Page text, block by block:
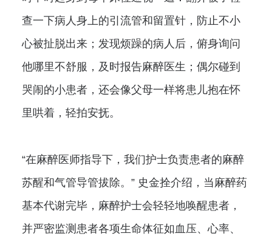
查一下病人身上的引流管和留置针，防止不小
心被扯脱出来；发现烦躁的病人后，俯身询问
他哪里不舒服，及时报告麻醉医生；偶尔碰到
哭闹的小患者，还会像父母一样将患儿抱在怀
里哄着，轻拍安抚。
“在麻醉医师指导下，我们护士负责患者的麻醉
苏醒和气管导管拔除。” 史金拴介绍，当麻醉药
基本代谢完毕，麻醉护士会轻轻地唤醒患者，
并严密监测患者各项生命体征如血压、心率、